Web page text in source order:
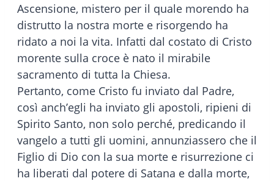
Ascensione, mistero per il quale morendo ha
distrutto la nostra morte e risorgendo ha
ridato a noi la vita. Infatti dal costato di Cristo
morente sulla croce è nato il mirabile
sacramento di tutta la Chiesa.
Pertanto, come Cristo fu inviato dal Padre,
così anch’egli ha inviato gli apostoli, ripieni di
Spirito Santo, non solo perché, predicando il
vangelo a tutti gli uomini, annunziassero che il
Figlio di Dio con la sua morte e risurrezione ci
ha liberati dal potere di Satana e dalla morte,